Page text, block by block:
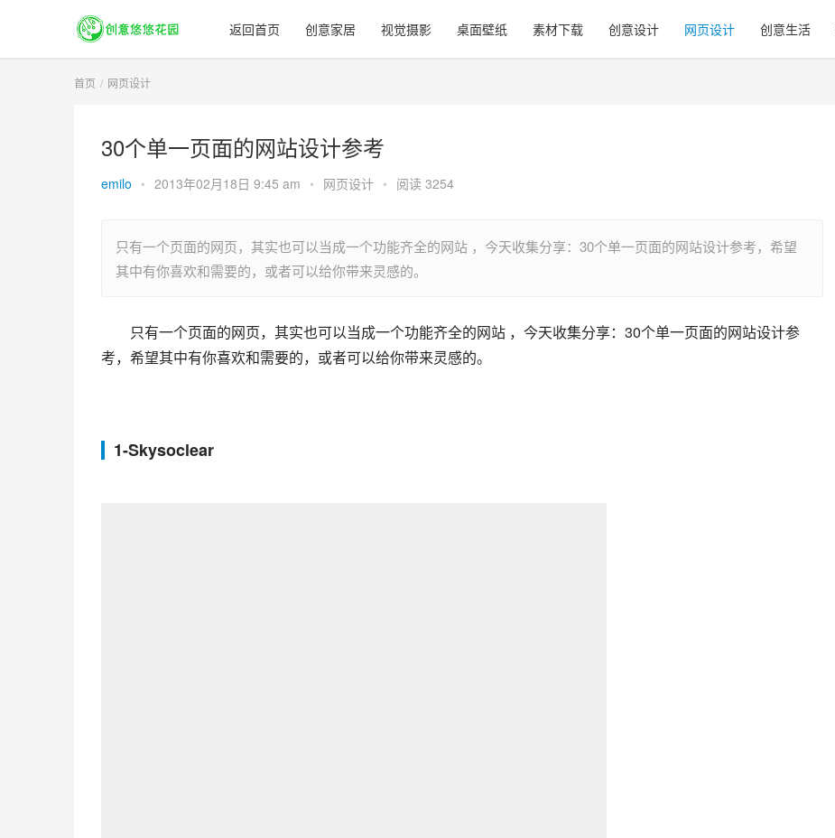
返回首页 创意家居 视觉摄影 桌面壁纸 素材下载 创意设计 网页设计 创意生活
首页 网页设计
30个单一页面的网站设计参考
emilo • 2013年02月18日 9:45 am • 网页设计 • 阅读 3254
只有一个页面的网页，其实也可以当成一个功能齐全的网站 ，今天收集分享：30个单一页面的网站设计参考，希望
其中有你喜欢和需要的，或者可以给你带来灵感的。
只有一个页面的网页，其实也可以当成一个功能齐全的网站 ，今天收集分享：30个单一页面的网站设计参
考，希望其中有你喜欢和需要的，或者可以给你带来灵感的。
1-Skysoclear